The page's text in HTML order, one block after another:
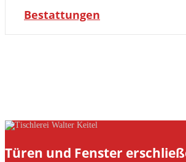
Bestattungen
Türen und Fenster